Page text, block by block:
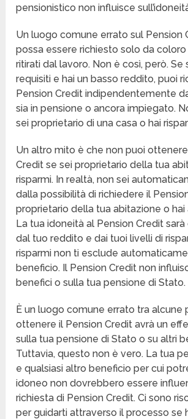
pensionistico non influisce
Un luogo comune errato sul Pension
possa essere richiesto solo da coloro
ritirati dal lavoro. Non è così, però. Se
requisiti e hai un basso reddito, puoi
Pension Credit indipendentemente
sia in pensione o ancora impiegato.
sei proprietario di una casa o hai
Un altro mito è che non puoi
Credit se sei proprietario della tua
risparmi. In realtà, non sei
dalla possibilità di richiedere il
proprietario della tua abitazione o hai
La tua idoneità al Pension Credit
dal tuo reddito e dai tuoi livelli di
risparmi non ti esclude
beneficio. Il Pension Credit non
benefici o sulla tua pensione di Stato.
È un luogo comune errato tra alcune
ottenere il Pension Credit avrà un
sulla tua pensione di Stato o su altri
Tuttavia, questo non è vero. La tua
e qualsiasi altro beneficio per cui
idoneo non dovrebbero essere
richiesta di Pension Credit. Ci sono
per guidarti attraverso il processo se